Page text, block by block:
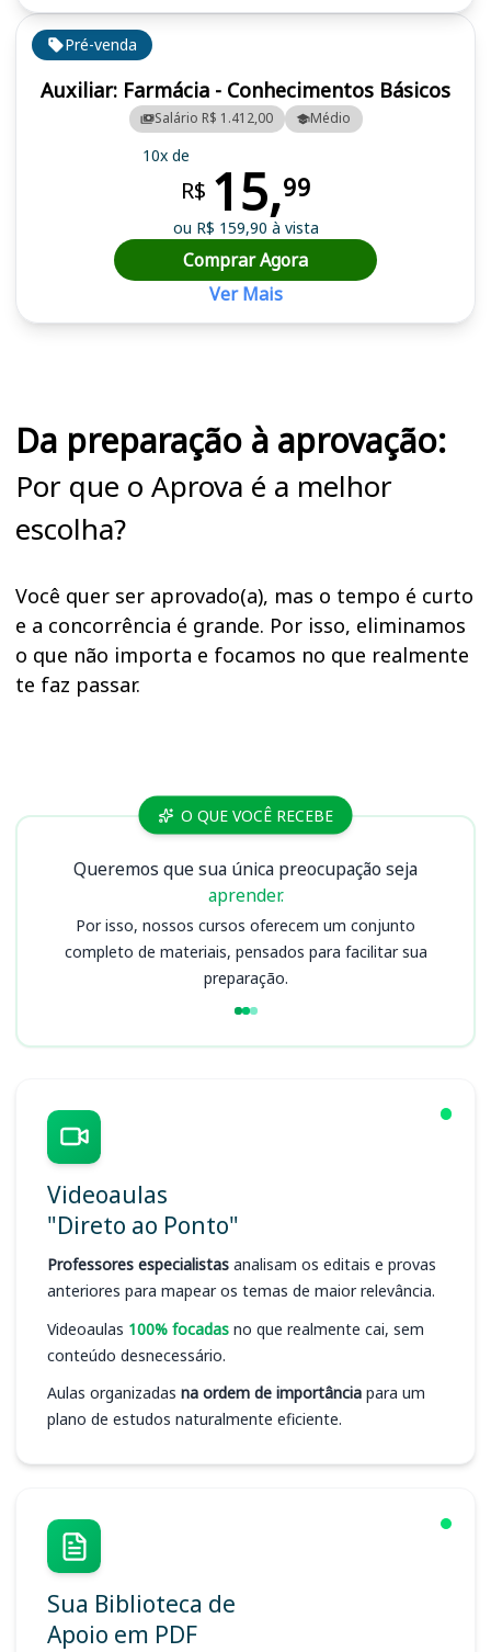
Pré-venda
Auxiliar: Farmácia - Conhecimentos Básicos
Salário R$ 1.412,00 Médio
10x de
R$ 15,99
ou R$ 159,90 à vista
Comprar Agora
Ver Mais
Da preparação à aprovação:
Por que o Aprova é a melhor
escolha?
Você quer ser aprovado(a), mas o tempo é curto
e a concorrência é grande. Por isso, eliminamos
o que não importa e focamos no que realmente
te faz passar.
Cursos O QUE VOCÊ RECEBE
Queremos que sua única preocupação seja
aprender.
Por isso, nossos cursos oferecem um conjunto
completo de materiais, pensados para facilitar sua
preparação.
Videoaulas
"Direto ao Ponto"
Professores especialistas analisam os editais e provas
anteriores para mapear os temas de maior relevância.
Videoaulas 100% focadas no que realmente cai, sem
conteúdo desnecessário.
Aulas organizadas na ordem de importância para um
plano de estudos naturalmente eficiente.
Sua Biblioteca de
Apoio em PDF